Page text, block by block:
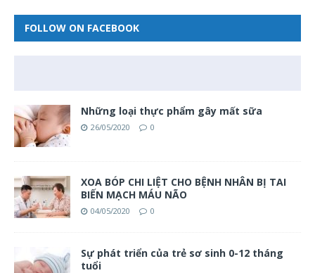
FOLLOW ON FACEBOOK
Những loại thực phẩm gây mất sữa
26/05/2020 0
XOA BÓP CHI LIỆT CHO BỆNH NHÂN BỊ TAI
BIẾN MẠCH MÁU NÃO
04/05/2020 0
Sự phát triển của trẻ sơ sinh 0-12 tháng
tuổi